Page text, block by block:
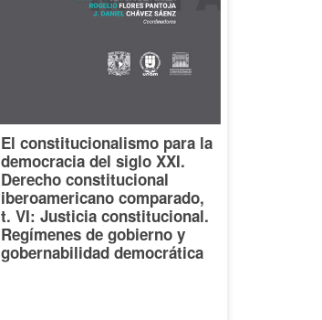
El constitucionalismo para la
democracia del siglo XXI.
Derecho constitucional
iberoamericano comparado,
t. VI: Justicia constitucional.
Regímenes de gobierno y
gobernabilidad democrática